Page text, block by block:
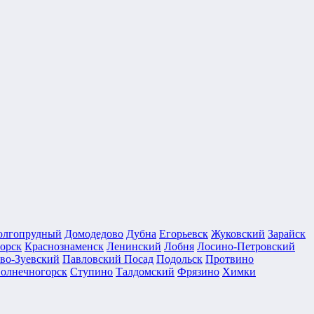
Домодедово Дубна Егорьевск Жуковский Зарайск
Краснознаменск Ленинский Лобня Лосино-Петровский
Зуевский Павловский Посад Подольск Протвино
Ступино Талдомский Фрязино Химки